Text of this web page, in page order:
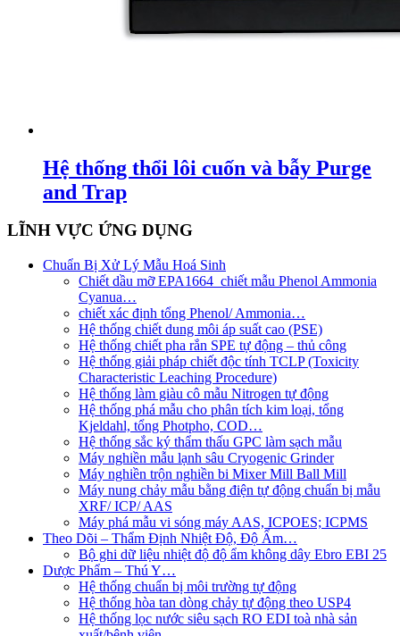
Hệ thống thổi lôi cuốn và bẫy Purge
and Trap
LĨNH VỰC ỨNG DỤNG
Chuẩn Bị Xử Lý Mẫu Hoá Sinh
Chiết dầu mỡ EPA1664_chiết mẫu Phenol Ammonia
Cyanua…
chiết xác định tổng Phenol/ Ammonia…
Hệ thống chiết dung môi áp suất cao (PSE)
Hệ thống chiết pha rắn SPE tự động – thủ công
Hệ thống giải pháp chiết độc tính TCLP (Toxicity
Characteristic Leaching Procedure)
Hệ thống làm giàu cô mẫu Nitrogen tự động
Hệ thống phá mẫu cho phân tích kim loại, tổng
Kjeldahl, tổng Photpho, COD…
Hệ thống sắc ký thẩm thấu GPC làm sạch mẫu
Máy nghiền mẫu lạnh sâu Cryogenic Grinder
Máy nghiền trộn nghiền bi Mixer Mill Ball Mill
Máy nung chảy mẫu bằng điện tự động chuẩn bị mẫu
XRF/ ICP/ AAS
Máy phá mẫu vi sóng máy AAS, ICPOES; ICPMS
Theo Dõi – Thẩm Định Nhiệt Độ, Độ Ẩm…
Bộ ghi dữ liệu nhiệt độ độ ẩm không dây Ebro EBI 25
Dược Phẩm – Thú Y…
Hệ thống chuẩn bị môi trường tự động
Hệ thống hòa tan dòng chảy tự động theo USP4
Hệ thống lọc nước siêu sạch RO EDI​​ toà nhà sản